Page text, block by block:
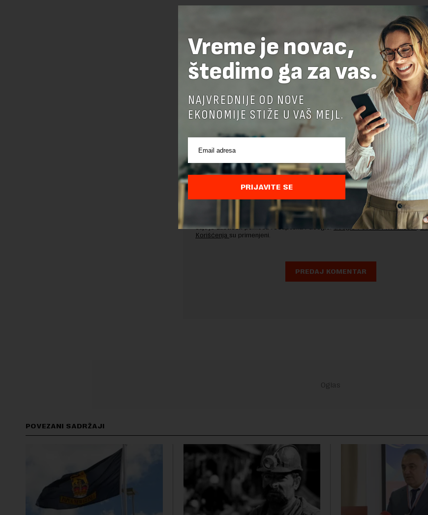
Preuzimanje delova teksta je dozvoljeno, ali uz obavezno navođenje izvora i uz
OSTAVITE ODGOVOR
Pre slanja komentara, molimo vas da se upoznate sa
pravilima
Sajt je zaštićen pomocu reCaptcha i Google. Google Politika Privatnostii
Korišćenja su primenjeni.
POVEZANI SADRŽAJI
Vreme je novac,
štedimo ga za vas.
NAJVREDNIJE OD NOVE
EKONOMIJE STIŽE U VAŠ MEJL.
PRIJAVITE SE